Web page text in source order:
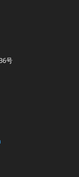
号